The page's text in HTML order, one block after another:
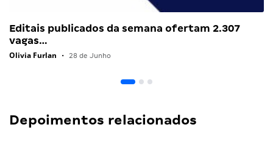
Editais publicados da semana ofertam 2.307
vagas…
Olivia Furlan • 28 de Junho
Depoimentos relacionados